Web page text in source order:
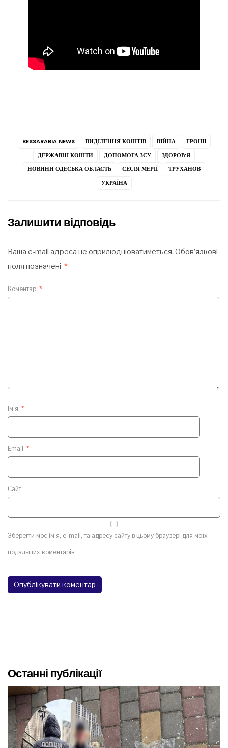
BESSARABIA NEWS ВИДІЛЕННЯ КОШТІВ ВІЙНА
ГРОШІ
ДЕРЖАВНІ КОШТИ
ДОПОМОГА ЗСУ
ЗДОРОВ’Я
НОВИНИ ОДЕСЬКА ОБЛАСТЬ
СЕСІЯ МЕРІЇ
ТРУХАНОВ
УКРАЇНА
Залишити відповідь
Ваша e-mail адреса не оприлюднюватиметься. Обов’язкові
поля позначені *
Коментар *
Ім'я *
Email *
Сайт
Зберегти моє ім'я, e-mail, та адресу сайту в цьому браузері для моїх
подальших коментарів.
Останні публікації